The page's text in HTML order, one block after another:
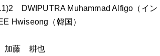
Muhammad Alfigo（インド
（韓国）
加藤 耕也